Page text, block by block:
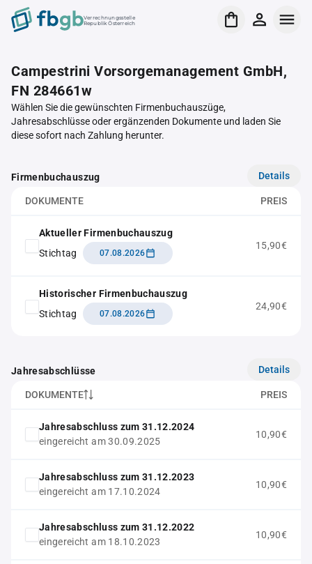
Verrechnungsstelle
Republik Österreich
Campestrini Vorsorgemanagement GmbH,
FN 284661w
Wählen Sie die gewünschten Firmenbuchauszüge,
Jahresabschlüsse oder ergänzenden Dokumente und laden Sie
diese sofort nach Zahlung herunter.
Firmenbuchauszug Details
DOKUMENTE PREIS
Aktueller Firmenbuchauszug
Stichtag
07.08.2026
15,90€
Historischer Firmenbuchauszug
Stichtag
07.08.2026
24,90€
Jahresabschlüsse Details
DOKUMENTE PREIS
Jahresabschluss zum 31.12.2024
eingereicht am 30.09.2025
10,90€
Jahresabschluss zum 31.12.2023
eingereicht am 17.10.2024
10,90€
Jahresabschluss zum 31.12.2022
eingereicht am 18.10.2023
10,90€